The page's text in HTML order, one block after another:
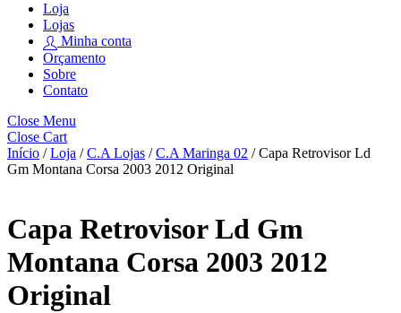
Loja
Lojas
Minha conta
Orçamento
Sobre
Contato
Close Menu
Close Cart
Início /Loja /C.A Lojas /C.A Maringa 02 / Capa Retrovisor Ld
Gm Montana Corsa 2003 2012 Original
Capa Retrovisor Ld Gm
Montana Corsa 2003 2012
Original